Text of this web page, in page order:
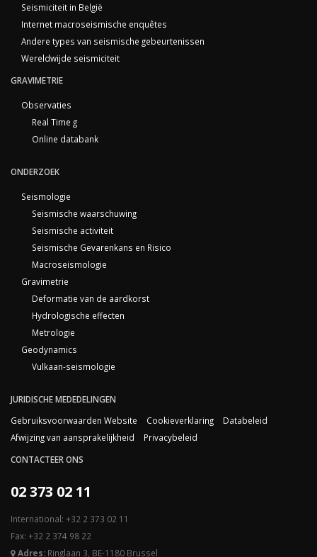
Seismiciteit in België
Internet macroseismische enquêtes
Andere types van seismische gebeurtenissen
Wereldwijde seismiciteit
GRAVIMETRIE
Observaties
Real Time g
Online databank
ONDERZOEK
Seismologie
Seismische waarschuwing
Seismische activiteit
Seismische Gevarenkans en Risico
Macroseismologie
Gravimetrie
Deformatie van de aardkorst
Hydrologische effecten
Metrologie
Geodynamics
Vulkaan-seismologie
JURIDISCHE MEDEDELINGEN
Gebruiksvoorwaarden Website
Cookieverklaring
Databeleid
Afwijzing van aansprakelijkheid
Privacybeleid
CONTACTEER ONS
02 373 02 11
International: +32 2 373 02 11
Fax: +32 2 374 98 22
Adres: Ringlaan 3, BE-1180 Brussel